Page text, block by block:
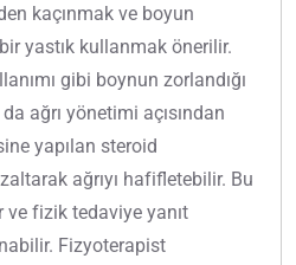
kaçınmak ve boyun
yastık kullanmak önerilir.
gibi boynun zorlandığı
ağrı yönetimi açısından
yapılan steroid
ağrıyı hafifletebilir. Bu
ve fizik tedaviye yanıt
Fizyoterapist